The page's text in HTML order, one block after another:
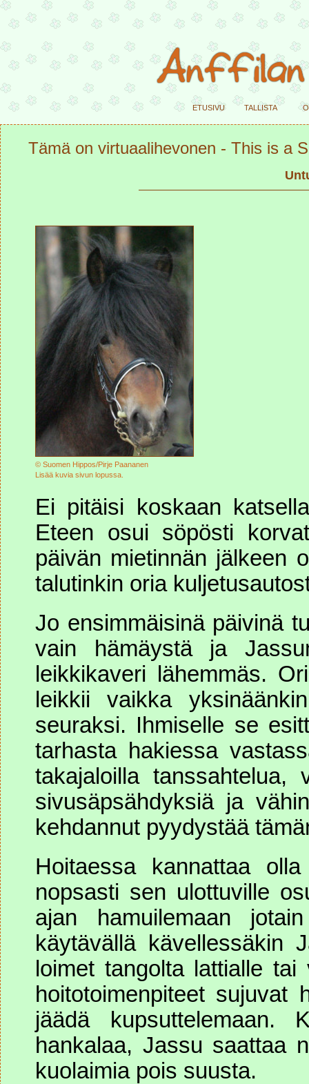
etusivu tallista
Tämä on virtuaalihevonen - This is a
© Suomen Hippos/Pirje Paananen
Lisää kuvia sivun lopussa.
Ei pitäisi koskaan
Eteen osui söpösti
päivän mietinnän jälkeen
talutinkin oria
Jo ensimmäisinä päivinä
vain hämäystä ja
leikkikaveri lähemmäs.
leikkii vaikka
seuraksi. Ihmiselle se
tarhasta hakiessa
takajaloilla
sivusäpsähdyksiä ja
kehdannut pyydystää
Hoitaessa kannattaa
nopsasti sen ulottuville
ajan hamuilemaan
käytävällä kävellessäkin
loimet tangolta lattialle
hoitotoimenpiteet
jäädä kupsuttelemaan.
hankalaa, Jassu saattaa
kuolaimia pois suusta.